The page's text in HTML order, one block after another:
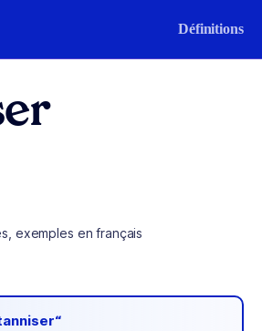
Définitions
exemples en français